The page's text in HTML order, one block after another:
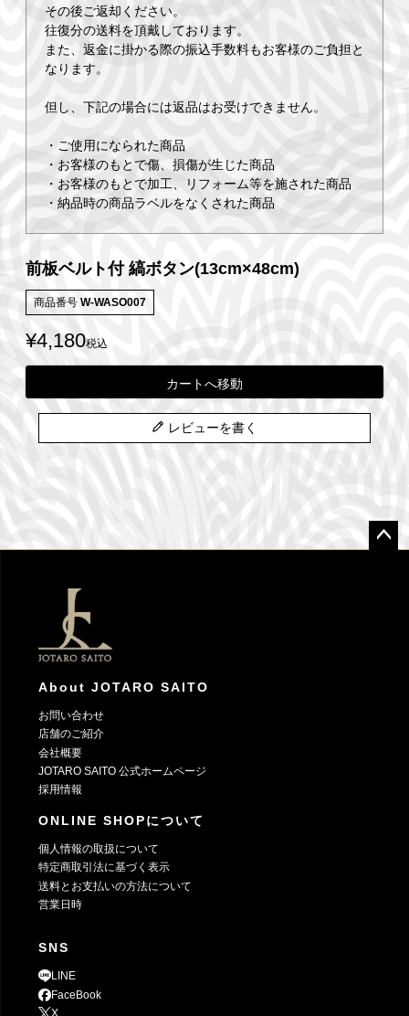
その後ご返却ください。
往復分の送料を頂戴しております。
また、返金に掛かる際の振込手数料もお客様のご負担と
なります。
但し、下記の場合には返品はお受けできません。
・ご使用になられた商品
・お客様のもとで傷、損傷が生じた商品
・お客様のもとで加工、リフォーム等を施された商品
・納品時の商品ラベルをなくされた商品
前板ベルト付 縞ボタン(13cm×48cm)
商品番号 W-WASO007
¥4,180税込
カートへ移動
レビューを書く
About JOTARO SAITO
お問い合わせ
店舗のご紹介
会社概要
JOTARO SAITO 公式ホームページ
採用情報
ONLINE SHOPについて
個人情報の取扱について
特定商取引法に基づく表示
送料とお支払いの方法について
営業日時
SNS
LINE
FaceBook
X